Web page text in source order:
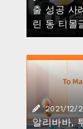
출 성공 사
린 동 티몰
2021/12/
알리바바,